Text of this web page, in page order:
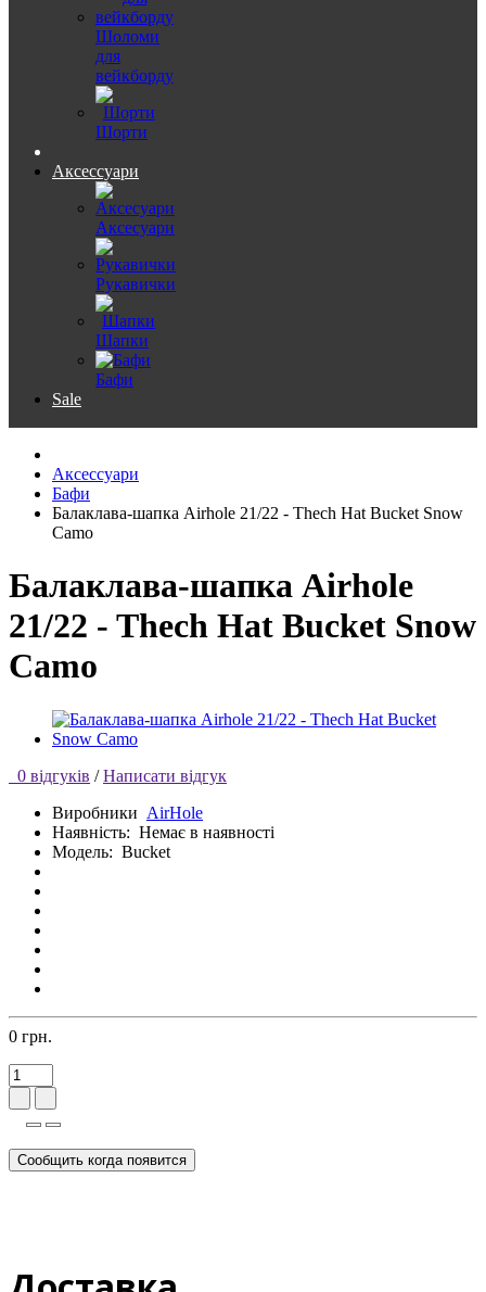
Шоломи
для
вейкборду
Шорти
Аксессуари
Аксесуари
Рукавички
Шапки
Бафи
Sale
Аксессуари
Бафи
Балаклава-шапка Airhole 21/22 - Thech Hat Bucket Snow
Camo
Балаклава-шапка Airhole
21/22 - Thech Hat Bucket Snow
Camo
0 відгуків / Написати відгук
Виробники AirHole
Наявність: Немає в наявності
Модель: Bucket
0 грн.
Сообщить когда появится